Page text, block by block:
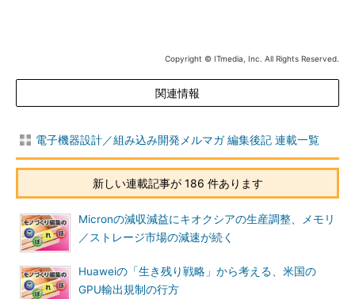
Copyright © ITmedia, Inc. All Rights Reserved.
関連情報
電子機器設計／組み込み開発メルマガ 編集後記 連載一覧
新しい連載記事が 186 件あります
Micronの減収減益にキオクシアの生産調整、メモリ
／ストレージ市場の減速が続く
Huaweiの「生き残り戦略」から考える、米国の
GPU輸出規制の行方